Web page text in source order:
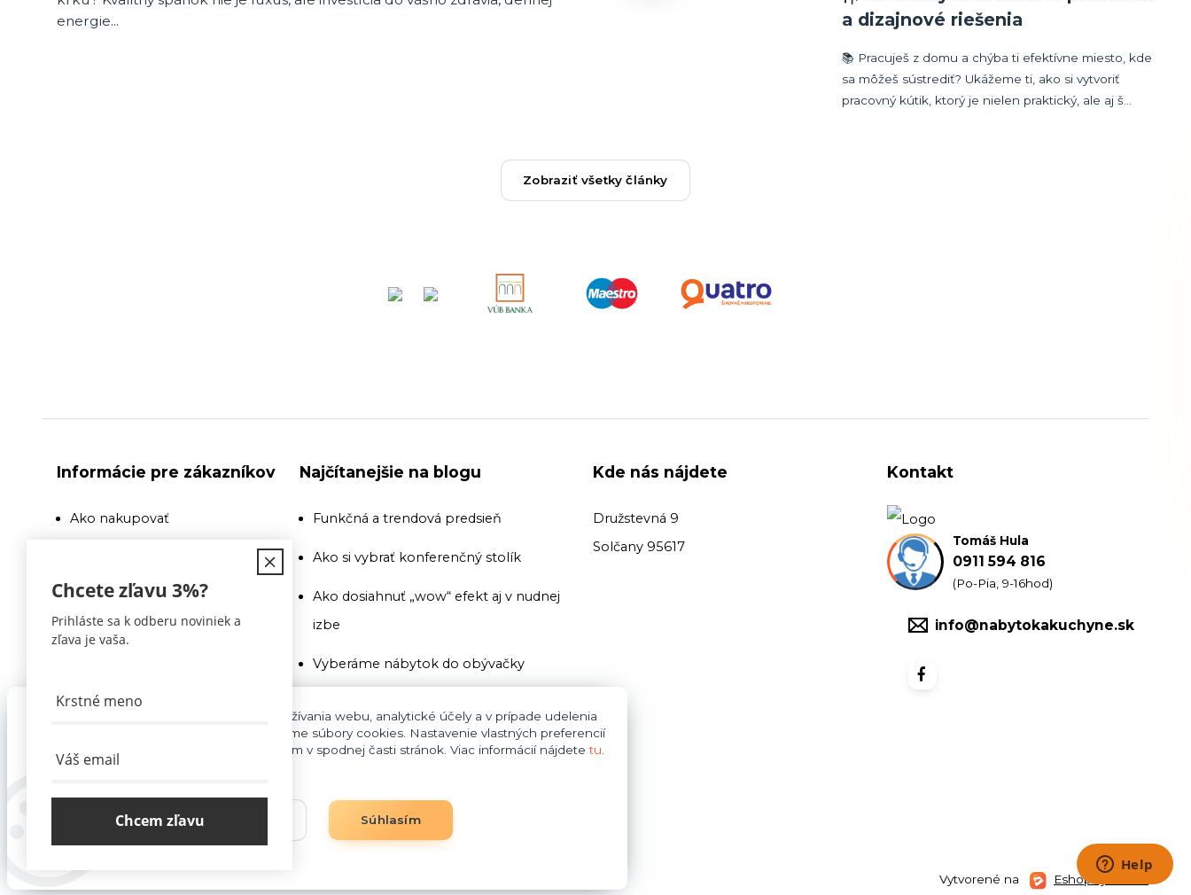
energie...
a dizajnové riešenia
📚 Pracuješ z domu a chýba ti efektívne miesto, kde
sa môžeš sústrediť? Ukážeme ti, ako si vytvoriť
pracovný kútik, ktorý je nielen praktický, ale aj š...
Zobraziť všetky články
Informácie pre zákazníkov
Ako nakupovať
Recenzie a odporúčania
Obchodné podmienky
Blog
Najčítanejšie na blogu
Funkčná a trendová predsieň
Ako si vybrať konferenčný stolík
Ako dosiahnuť „wow“ efekt aj v nudnej
izbe
Vyberáme nábytok do obývačky
Na toto si pri zariaďovani kúpeľne dajte
Vyberáme nábytok do obývačky
Kde nás nájdete
Družstevná 9
Solčany 95617
Kontakt
Tomáš Hula
0911 594 816
(Po-Pia, 9-16hod)
info@nabytokakuchyne.sk
Vytvorené na Eshop-rychlo.sk
Pre základnú funkčnosť, spríjemnenie používania webu, analytické účely a v prípade udelenia
súhlasu aj na účely cielenia reklamy využívame súbory cookies. Nastavenie vlastných preferencií
cookies môžete kedykoľvek upraviť odkazom v spodnej časti stránok. Viac informácií nájdetetu
Súhlasím
Chcete zľavu 3%?
Prihláste sa k odberu noviniek a
zľava je vaša.
Chcem zľavu